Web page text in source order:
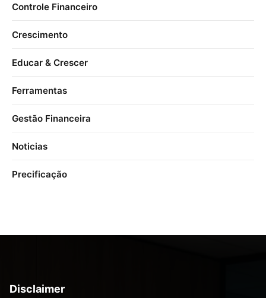
Controle Financeiro
Crescimento
Educar & Crescer
Ferramentas
Gestão Financeira
Noticias
Precificação
Disclaimer